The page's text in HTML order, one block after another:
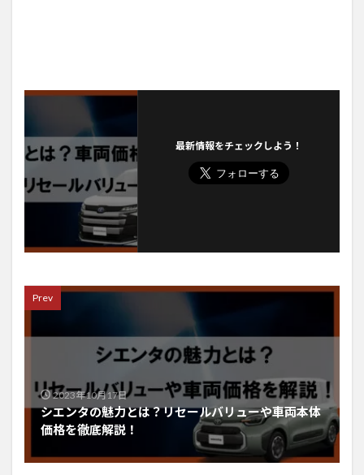
最新情報をチェックしよう！
Prev
2023年10月17日
シエンタの魅力とは？リセールバリューや車両本体
価格を徹底解説！